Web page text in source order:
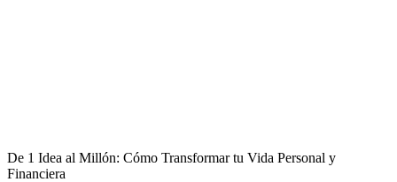
De 1 Idea al Millón: Cómo Transformar tu Vida Personal y
Financiera